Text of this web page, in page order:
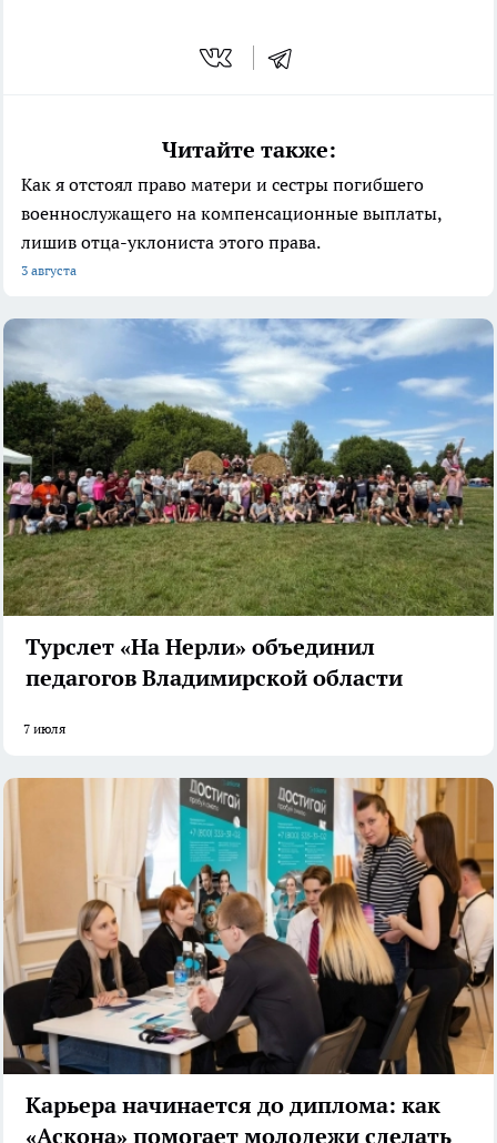
Читайте также:
Как я отстоял право матери и сестры погибшего
военнослужащего на компенсационные выплаты,
лишив отца-уклониста этого права.
3 августа
Турслет «На Нерли» объединил
педагогов Владимирской области
7 июля
Карьера начинается до диплома: как
«Аскона» помогает молодежи сделать